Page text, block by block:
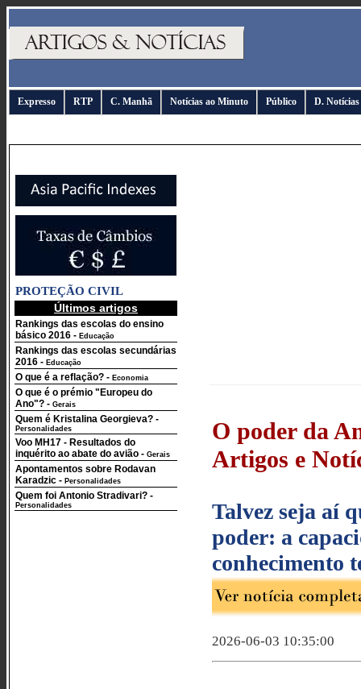
Expresso RTP C. Manhã Notícias ao Minuto Público D. Notícias
PROTEÇÃO CIVIL
Últimos artigos
Rankings das escolas do ensino
básico 2016 - Educação
Rankings das escolas secundárias
2016 - Educação
O que é a reflação? - Economia
O que é o prémio "Europeu do
Ano"? - Gerais
Quem é Kristalina Georgieva? -
Personalidades
Voo MH17 - Resultados do
inquérito ao abate do avião - Gerais
Apontamentos sobre Rodavan
Karadzic - Personalidades
Quem foi Antonio Stradivari? -
Personalidades
O poder da
Artigos e
Talvez seja aí
poder: a
conhecimento
2026-06-03 10:35:00